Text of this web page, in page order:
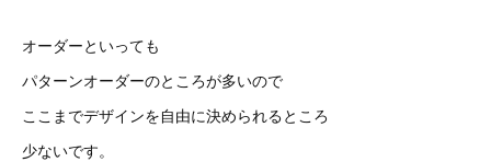
オーダーといっても
パターンオーダーのところが多いので
ここまでデザインを自由に決められるところ
少ないです。